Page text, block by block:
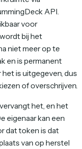
API.
voor
bij het
niet meer op te
en is permanent
is uitgegeven, dus
of overschrijven.
het, en het
eigenaar kan een
dat token is dat
van op herstel